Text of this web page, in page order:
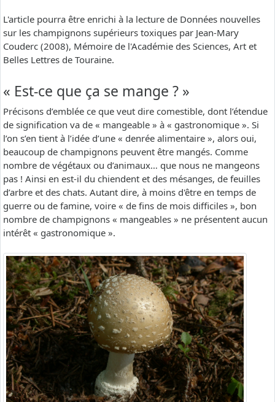
L'article pourra être enrichi à la lecture de Données nouvelles
sur les champignons supérieurs toxiques par Jean-Mary
Couderc (2008), Mémoire de l'Académie des Sciences, Art et
Belles Lettres de Touraine.
« Est-ce que ça se mange ? »
Précisons d’emblée ce que veut dire comestible, dont l’étendue
de signification va de « mangeable » à « gastronomique ». Si
l’on s’en tient à l’idée d’une « denrée alimentaire », alors oui,
beaucoup de champignons peuvent être mangés. Comme
nombre de végétaux ou d’animaux… que nous ne mangeons
pas ! Ainsi en est-il du chiendent et des mésanges, de feuilles
d’arbre et des chats. Autant dire, à moins d'être en temps de
guerre ou de famine, voire « de fins de mois difficiles », bon
nombre de champignons « mangeables » ne présentent aucun
intérêt « gastronomique ».